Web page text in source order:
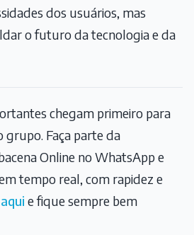
dos usuários, mas
o futuro da tecnologia e da
chegam primeiro para
grupo. Faça parte da
Online no WhatsApp e
tempo real, com rapidez e
e fique sempre bem